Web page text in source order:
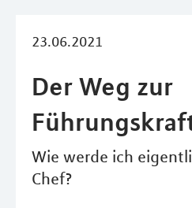
23.06.2021
Der Weg zur
Wie werde ich
Chef?